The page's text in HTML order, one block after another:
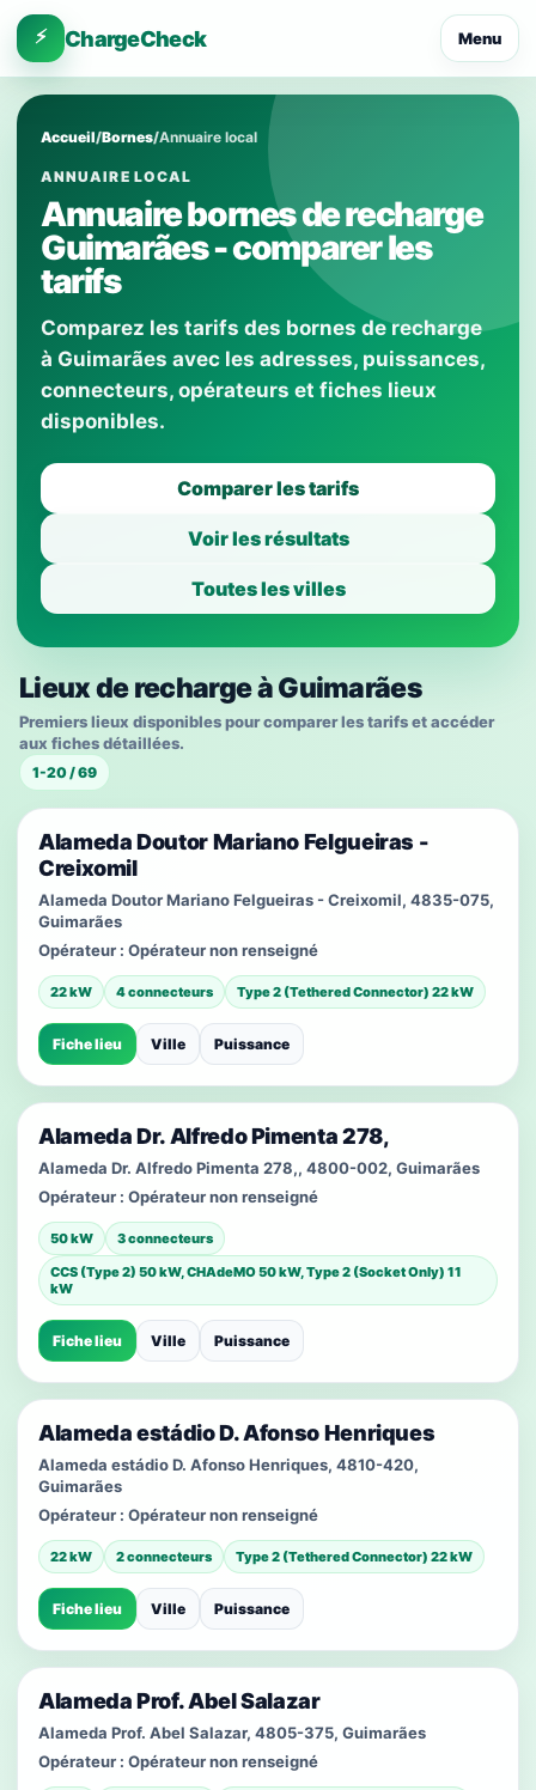
⚡ ChargeCheck Menu
Accueil/Bornes/Annuaire local
ANNUAIRE LOCAL
Annuaire bornes de recharge
Guimarães - comparer les
tarifs
Comparez les tarifs des bornes de recharge
à Guimarães avec les adresses, puissances,
connecteurs, opérateurs et fiches lieux
disponibles.
Comparer les tarifs
Voir les résultats
Toutes les villes
Lieux de recharge à Guimarães
Premiers lieux disponibles pour comparer les tarifs et accéder
aux fiches détaillées.
1-20 / 69
Alameda Doutor Mariano Felgueiras -
Creixomil
Alameda Doutor Mariano Felgueiras - Creixomil, 4835-075,
Guimarães
Opérateur : Opérateur non renseigné
22 kW 4 connecteurs Type 2 (Tethered Connector) 22 kW
Fiche lieu Ville Puissance
Alameda Dr. Alfredo Pimenta 278,
Alameda Dr. Alfredo Pimenta 278,, 4800-002, Guimarães
Opérateur : Opérateur non renseigné
50 kW
3 connecteurs
CCS (Type 2) 50 kW, CHAdeMO 50 kW, Type 2 (Socket Only) 11
kW
Fiche lieu Ville Puissance
Alameda estádio D. Afonso Henriques
Alameda estádio D. Afonso Henriques, 4810-420,
Guimarães
Opérateur : Opérateur non renseigné
22 kW 2 connecteurs Type 2 (Tethered Connector) 22 kW
Fiche lieu Ville Puissance
Alameda Prof. Abel Salazar
Alameda Prof. Abel Salazar, 4805-375, Guimarães
Opérateur : Opérateur non renseigné